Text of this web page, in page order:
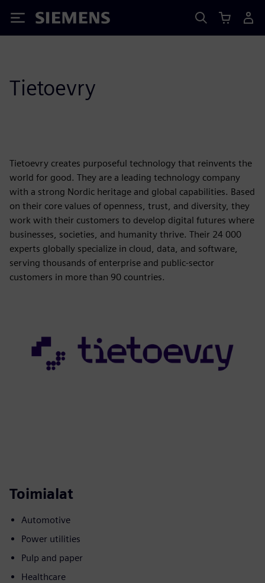
Siemens
Tietoevry
Tietoevry creates purposeful technology that reinvents the
world for good. They are a leading technology company
with a strong Nordic heritage and global capabilities. Based
on their core values of openness, trust, and diversity, they
work with their customers to develop digital futures where
businesses, societies, and humanity thrive. Their 24 000
experts globally specialize in cloud, data, and software,
serving thousands of enterprise and public-sector
customers in more than 90 countries.
Toimialat
Automotive
Power utilities
Pulp and paper
Healthcare